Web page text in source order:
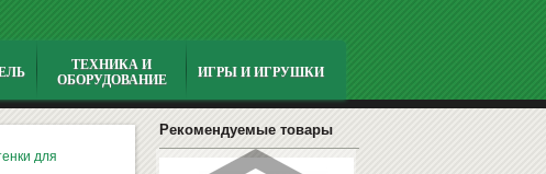
ТЕХНИКА И
ОБОРУДОВАНИЕ
ИГРЫ И ИГРУШКИ
для
Рекомендуемые товары
МИСКА НА РЕЗИНКЕ 1,8Л
ТРИКСИ 24854
5677.20грн Купить